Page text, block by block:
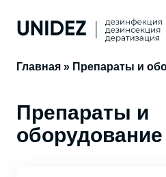
Главная » Препараты и
Препараты и
оборудование